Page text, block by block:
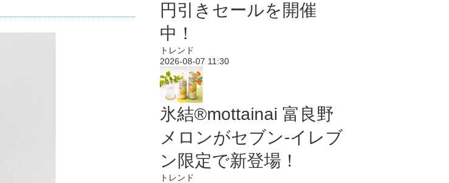
円引きセールを開催
中！
トレンド
2026-08-07 11:30
氷結®mottainai 富良野
メロンがセブン‐イレブ
ン限定で新登場！
トレンド